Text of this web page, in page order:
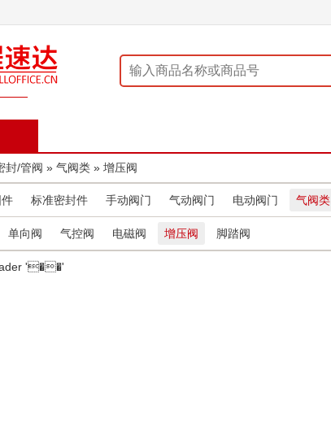
封/管阀 » 气阀类 » 增压阀
标准密封件 手动阀门 气动阀门 电动阀门 气阀类
单向阀 气控阀 电磁阀 增压阀 脚踏阀
' ��'